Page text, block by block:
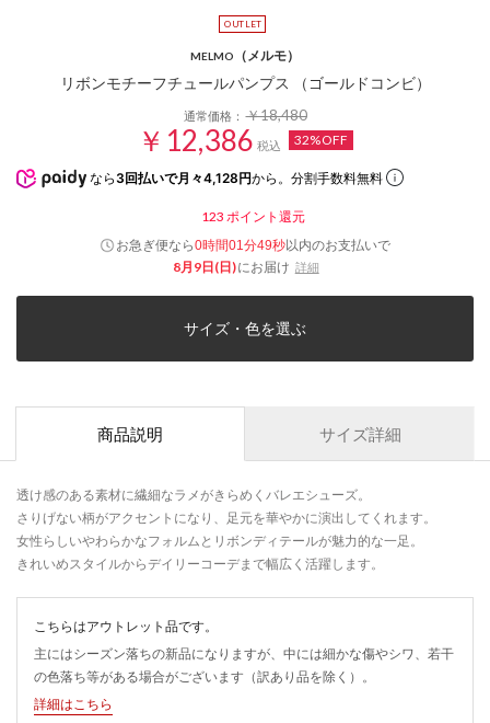
MELMO （メルモ）
リボンモチーフチュールパンプス （ゴールドコンビ）
通常価格：￥18,480
￥12,386 税込 32%OFF
なら 3回払いで月々4,128円から。分割手数料無料
123 ポイント還元
お急ぎ便なら0時間01分49秒以内のお支払いで
8月9日(日)にお届け 詳細
サイズ・色を選ぶ
商品説明 サイズ詳細
透け感のある素材に繊細なラメがきらめくバレエシューズ。
さりげない柄がアクセントになり、足元を華やかに演出してくれます。
女性らしいやわらかなフォルムとリボンディテールが魅力的な一足。
きれいめスタイルからデイリーコーデまで幅広く活躍します。
こちらはアウトレット品です。
主にはシーズン落ちの新品になりますが、中には細かな傷やシワ、若干
の色落ち等がある場合がございます（訳あり品を除く）。
詳細はこちら